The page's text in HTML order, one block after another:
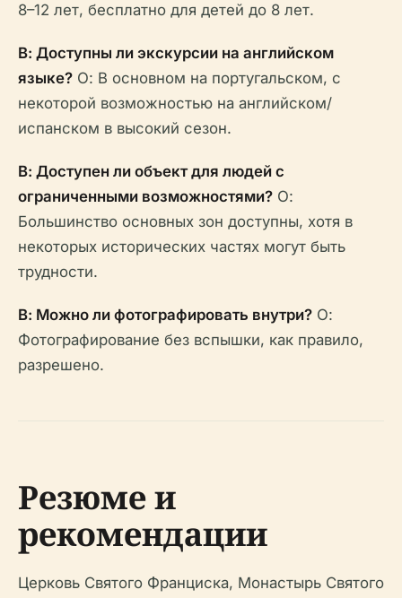
8–12 лет, бесплатно для детей до 8 лет.
В: Доступны ли экскурсии на английском
языке? О: В основном на португальском, с
некоторой возможностью на английском/
испанском в высокий сезон.
В: Доступен ли объект для людей с
ограниченными возможностями? О:
Большинство основных зон доступны, хотя в
некоторых исторических частях могут быть
трудности.
В: Можно ли фотографировать внутри? О:
Фотографирование без вспышки, как правило,
разрешено.
Резюме и
рекомендации
Церковь Святого Франциска, Монастырь Святого